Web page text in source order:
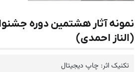
نمونه آثار هشتمین دوره
(الناز احمدی)
تکنیک اثر: چاپ دیجیتال